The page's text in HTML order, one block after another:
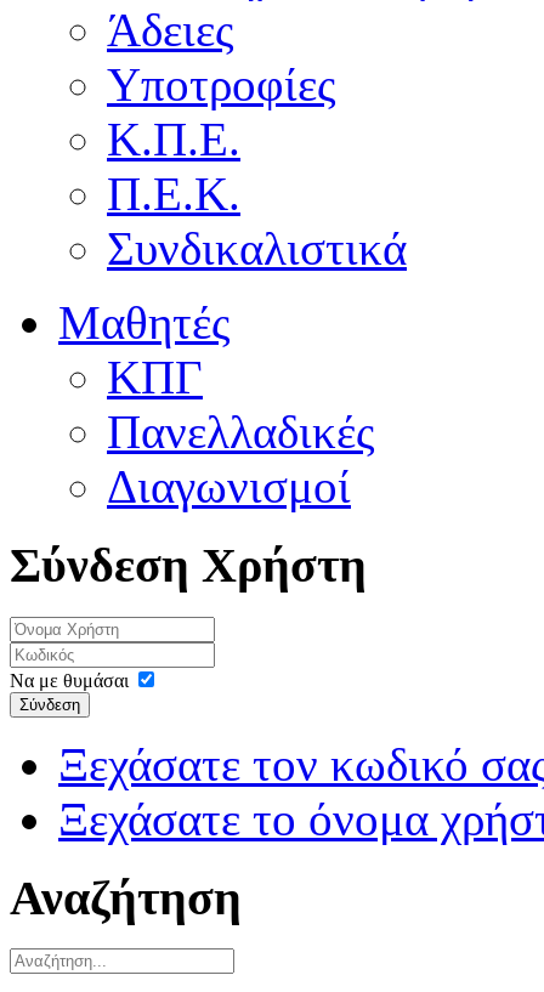
Άδειες
Υποτροφίες
Κ.Π.Ε.
Π.Ε.Κ.
Συνδικαλιστικά
Μαθητές
ΚΠΓ
Πανελλαδικές
Διαγωνισμοί
Σύνδεση Χρήστη
Να με θυμάσαι
Σύνδεση
Ξεχάσατε τον κωδικό
Ξεχάσατε το όνομα
Αναζήτηση